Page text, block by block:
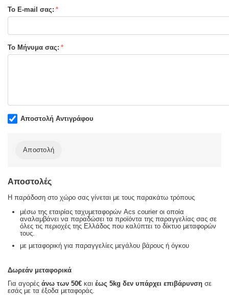
Το E-mail σας:
Το Μήνυμα σας:
Αποστολή Αντιγράφου
Αποστολή
Αποστολές
Η παράδοση στο χώρο σας γίνεται με τους παρακάτω τρόπους
μέσω της εταιρίας ταχυμεταφορών Acs courier οι οποία
αναλαμβάνει να παραδώσει τα προϊόντα της παραγγελίας σας σε
όλες τις περιοχές της Ελλάδος που καλύπτει το δίκτυο μεταφορών
τους.
με μεταφορική για παραγγελίες μεγάλου βάρους ή όγκου
Δωρεάν μεταφορικά
Για αγορέςάνω των 50€ καιέως 5kg δεν υπάρχει επιβάρυνση σε
εσάς με τα έξοδα μεταφοράς.